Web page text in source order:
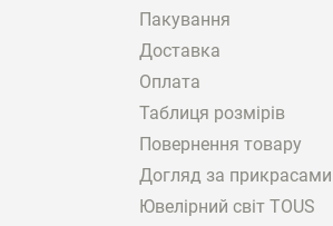
Пакування
Доставка
Оплата
Таблиця розмірів
Повернення товару
Догляд за прикрасами
Ювелірний світ TOUS